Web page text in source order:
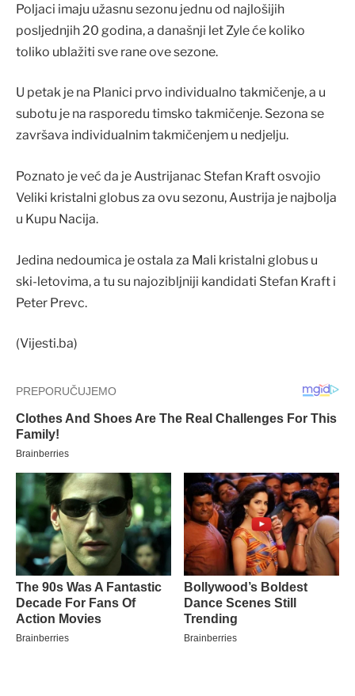
Poljaci imaju užasnu sezonu jednu od najlošijih
posljednjih 20 godina, a današnji let Zyle će koliko
toliko ublažiti sve rane ove sezone.
U petak je na Planici prvo individualno takmičenje, a u
subotu je na rasporedu timsko takmičenje. Sezona se
završava individualnim takmičenjem u nedjelju.
Poznato je već da je Austrijanac Stefan Kraft osvojio
Veliki kristalni globus za ovu sezonu, Austrija je najbolja
u Kupu Nacija.
Jedina nedoumica je ostala za Mali kristalni globus u
ski-letovima, a tu su najozibljniji kandidati Stefan Kraft i
Peter Prevc.
(Vijesti.ba)